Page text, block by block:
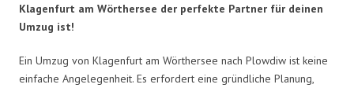
Klagenfurt am Wörthersee der perfekte Partner für deinen
Umzug ist!
Ein Umzug von Klagenfurt am Wörthersee nach Plowdiw ist keine
einfache Angelegenheit. Es erfordert eine gründliche Planung,